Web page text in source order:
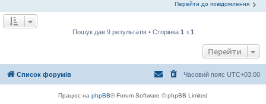
Перейти до повідомлення
Пошук дав 9 результатів • Сторінка 1 з 1
Перейти
Список форумів Часовий пояс UTC+03:00
Працює на phpBB® Forum Software © phpBB Limited